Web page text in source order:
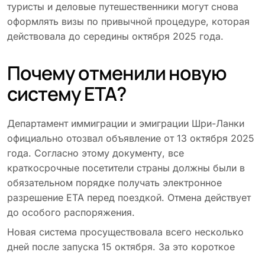
туристы и деловые путешественники могут снова
оформлять визы по привычной процедуре, которая
действовала до середины октября 2025 года.
Почему отменили новую
систему ETA?
Департамент иммиграции и эмиграции Шри-Ланки
официально отозвал объявление от 13 октября 2025
года. Согласно этому документу, все
краткосрочные посетители страны должны были в
обязательном порядке получать электронное
разрешение ETA перед поездкой. Отмена действует
до особого распоряжения.
Новая система просуществовала всего несколько
дней после запуска 15 октября. За это короткое